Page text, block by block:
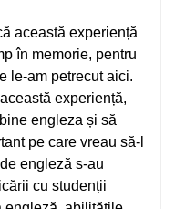
această experiență
în memorie, pentru
le-am petrecut aici.
experiență,
engleza și să
pe care vreau să-l
engleză s-au
cu studenții